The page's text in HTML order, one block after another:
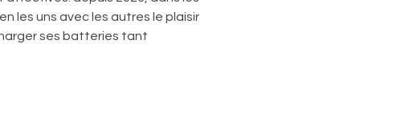
les uns avec les autres le plaisir
ses batteries tant